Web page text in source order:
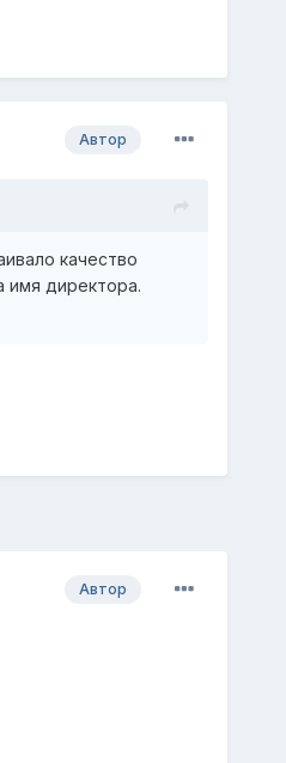
Автор
качество
имя директора.
Автор